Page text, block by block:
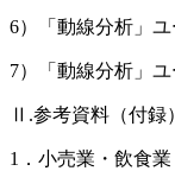
6）「動線分析」
7）「動線分析」
Ⅱ.参考資料（付録
1．小売業・飲食